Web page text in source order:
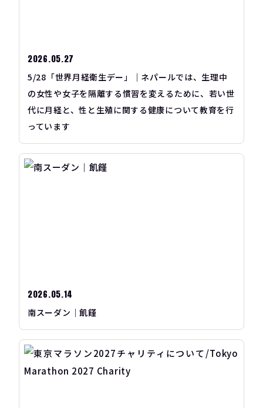
2026.05.27
5/28「世界月経衛生デー」｜ネパールでは、生理中
の女性や女子を隔離する慣習を変えるために、若い世
代に月経と、性と生殖に関する健康について教育を行
っています
2026.05.14
南スーダン｜飢饉